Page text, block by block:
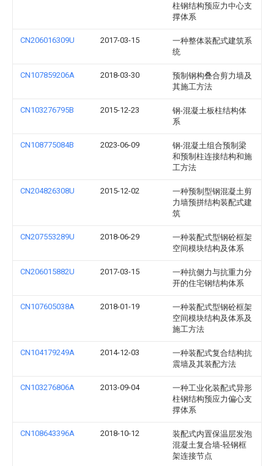
柱钢结构预应力中心支
撑体系
CN206016309U 2017-03-15
一种整体装配式建筑系
统
CN107859206A 2018-03-30
预制钢构叠合剪力墙及
其施工方法
CN103276795B 2015-12-23
钢-混凝土板柱结构体
系
CN108775084B 2023-06-09
钢-混凝土组合预制梁
和预制柱连接结构和施
工方法
CN204826308U 2015-12-02
一种预制型钢混凝土剪
力墙预拼结构装配式建
筑
CN207553289U 2018-06-29
一种装配式型钢砼框架
空间模块结构及体系
CN206015882U 2017-03-15
一种抗侧力与抗重力分
开的住宅钢结构体系
CN107605038A 2018-01-19
一种装配式型钢砼框架
空间模块结构及体系及
施工方法
CN104179249A 2014-12-03
一种装配式复合结构抗
震墙及其装配方法
CN103276806A 2013-09-04
一种工业化装配式异形
柱钢结构预应力偏心支
撑体系
CN108643396A 2018-10-12
装配式内置保温层发泡
混凝土复合墙-轻钢框
架连接节点